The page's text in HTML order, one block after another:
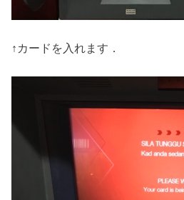
↑カードを入れます．